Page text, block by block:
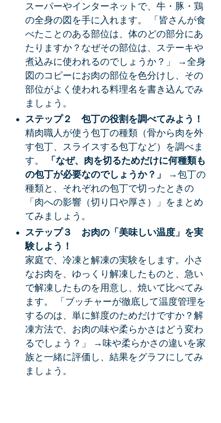
スーパーやインターネットで、牛・豚・鶏
の全身の図を手に入れます。
「皆さんが食
べたことのある部位は、体のどの部分にあ
たりますか？なぜその部位は、ステーキや
煮込みに使われるのでしょうか？」
→全身
図のコピーにお肉の部位を色分けし、その
部位がよく使われる料理名を書き込んでみ
ましょう。
ステップ２ 包丁の役割を調べてみよう！
精肉職人が使う包丁の種類（骨から肉を外
す包丁、スライスする包丁など）を調べま
す。
「なぜ、肉を切るためだけに何種類も
の包丁が必要なのでしょうか？」
→包丁の
種類と、それぞれの包丁で切ったときの
「肉への影響（切り口や厚さ）」をまとめ
てみましょう。
ステップ３ お肉の「美味しい温度」を実
験しよう！
家庭で、冷凍と解凍の実験をします。小さ
なお肉を、ゆっくり解凍したものと、急い
で解凍したものを用意し、焼いて比べてみ
ます。
「ブッチャーが徹底して温度管理を
するのは、単に鮮度のためだけですか？解
凍方法で、お肉の味や柔らかさはどう変わ
るでしょう？」
→味や柔らかさの違いを家
族と一緒に評価し、結果をグラフにしてみ
ましょう。